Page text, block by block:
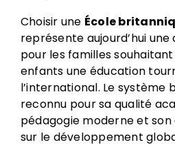
Choisir une École
représente aujourd’hui
pour les familles
enfants une éducation
l’international. Le système
reconnu pour sa qualité
pédagogie moderne et
sur le développement